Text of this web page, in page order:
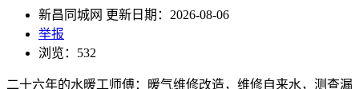
新昌同城网 更新日期：2026-08-06
举报
浏览：532
二十六年的水暖工师傅：暖气维修改造，维修自来水，测查漏